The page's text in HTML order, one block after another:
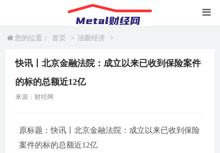
您的位置： 首页 > 法眼经济 >
快讯丨北京金融法院：成立以来已收到保险案件
的标的总额近12亿
来源：财经网
原标题：快讯丨北京金融法院：成立以来已收到保险
案件的标的总额近12亿